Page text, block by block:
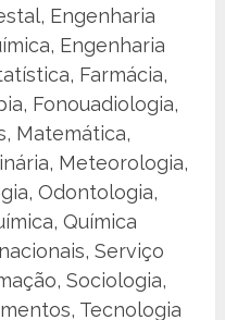
Engenharia
Engenharia
Farmácia,
Fonouadiologia,
Matemática,
Meteorologia,
Odontologia,
Química
Serviço
Sociologia,
Tecnologia